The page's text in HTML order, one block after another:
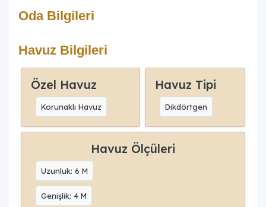
Oda Bilgileri
Havuz Bilgileri
Özel Havuz
Korunaklı Havuz
Havuz Tipi
Dikdörtgen
Havuz Ölçüleri
Uzunluk: 6 M
Genişlik: 4 M